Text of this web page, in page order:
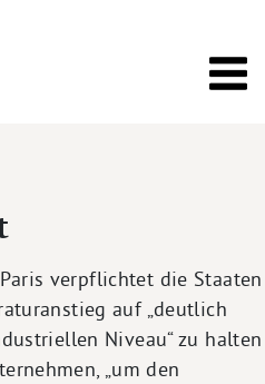
verpflichtet die Staaten
auf „deutlich
Niveau“ zu halten
„um den